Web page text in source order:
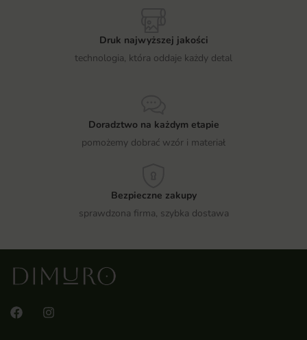
Druk najwyższej jakości
technologia, która oddaje każdy detal
Doradztwo na każdym etapie
pomożemy dobrać wzór i materiał
Bezpieczne zakupy
sprawdzona firma, szybka dostawa